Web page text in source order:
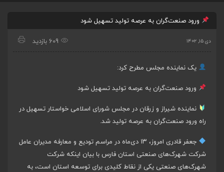
ورود صنعت‌گران به عرصه تولید تسهیل شود
دی ۱۵, ۱۴۰۲ 609 بازدید
یک نماینده مجلس مطرح کرد:
ورود صنعت‌گران به عرصه تولید تسهیل شود
نماینده شیراز و زرقان در مجلس شورای اسلامی خواستار تسهیل در
راه ورود صنعت‌گران به عرصه تولید شد.
جعفر قادری امروز، ۱۳ دی‌ماه در مراسم تودیع و معارفه مدیران عامل
شرکت‌ شهرک‌های صنعتی استان فارس با بیان اینکه شرکت
شهرک‌های صنعتی یکی از نقاط کلیدی برای توسعه استان است، به